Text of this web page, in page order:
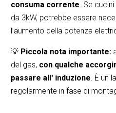
Progetti
Arredamenti
Contatto
consuma corrente . Se
da 3kW, potrebbe essere
l’aumento della potenza
💡 Piccola nota importante:
del gas, con qualche
passare all' induzione . È un
regolarmente in fase di